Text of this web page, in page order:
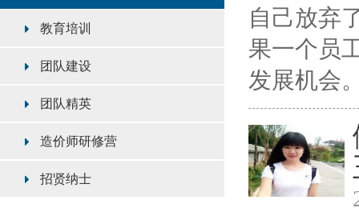
教育培训
团队建设
团队精英
造价师研修营
招贤纳士
自己放弃
果一个员
发展机会